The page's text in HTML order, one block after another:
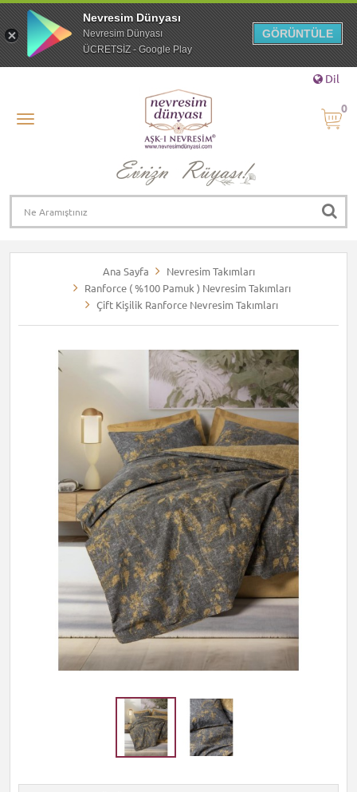
Dil
0
Ana Sayfa
Nevresim Takımları
Ranforce ( %100 Pamuk ) Nevresim Takımları
Çift Kişilik Ranforce Nevresim Takımları
Nevresim Dünyası
Nevresim Dünyası
ÜCRETSİZ - Google Play
GÖRÜNTÜLE